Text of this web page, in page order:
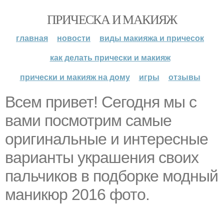
ПРИЧЕСКА И МАКИЯЖ
главная новости
виды макияжа и причесок
как делать прически и макияж
прически и макияж на дому
игры отзывы
Всем привет! Сегодня мы с
вами посмотрим самые
оригинальные и интересные
варианты украшения своих
пальчиков в подборке модный
маникюр 2016 фото.